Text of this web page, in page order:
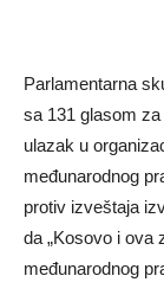
Parlamentarna
sa 131 glasom
ulazak u
međunarodnog
protiv izveštaja
da „Kosovo i ova
međunarodnog